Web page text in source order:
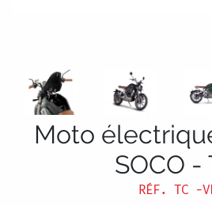
Moto
SOCO -
RÉF. TC -